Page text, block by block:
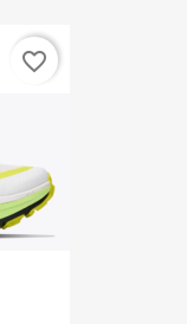
favorite_border